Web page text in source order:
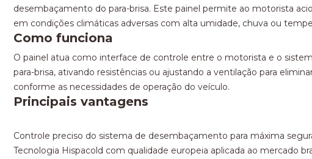
desembaçamento do para-brisa. Este painel permite ao motorista
em condições climáticas adversas com alta umidade, chuva ou
Como funciona
O painel atua como interface de controle entre o motorista e o
para-brisa, ativando resistências ou ajustando a ventilação para
conforme as necessidades de operação do veículo.
Principais vantagens
Controle preciso do sistema de desembaçamento para máxima
Tecnologia Hispacold com qualidade europeia aplicada ao mercado